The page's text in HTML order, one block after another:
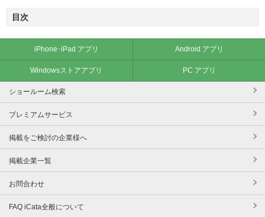
目次
iPhone･iPad アプリ Android アプリ
Windowsストアアプリ PC アプリ
ショールーム検索
プレミアムサービス
掲載をご検討の企業様へ
掲載企業一覧
お問合わせ
FAQ iCata全般について